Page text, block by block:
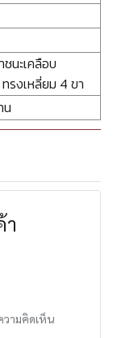
นะเคลือบ
รงเหลี่ยม 4 ขา
น
วามคิดเห็น